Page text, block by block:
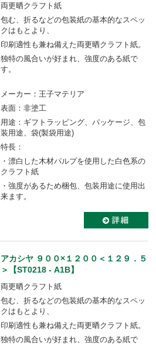
両更晒クラフト紙
包む、折るなどの包装紙の基本的なスペッ
クはもとより、
印刷適性も兼ね備えた両更晒クラフト紙。
独特の風合いが好まれ、強度のある紙で
す。
メーカー：王子マテリア
表面：非塗工
用途：ギフトラッピング、パッケージ、包
装用途、袋(製袋用途)
特長：
・漂白した木材パルプを使用した白色系の
クラフト紙
・強度があるため梱包、包装用途に使用出
来ます。
アカシヤ ９００×１２００＜１２９．５
＞【ST0218 - A1B】
両更晒クラフト紙
包む、折るなどの包装紙の基本的なスペッ
クはもとより、
印刷適性も兼ね備えた両更晒クラフト紙。
独特の風合いが好まれ、強度のある紙で